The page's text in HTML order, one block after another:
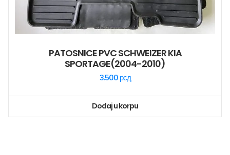
PATOSNICE PVC SCHWEIZER KIA
SPORTAGE(2004-2010)
3.500 рсд
Dodaj u korpu